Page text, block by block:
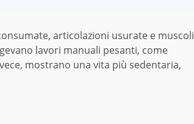
articolazioni usurate e muscoli
lavori manuali pesanti, come
mostrano una vita più sedentaria,